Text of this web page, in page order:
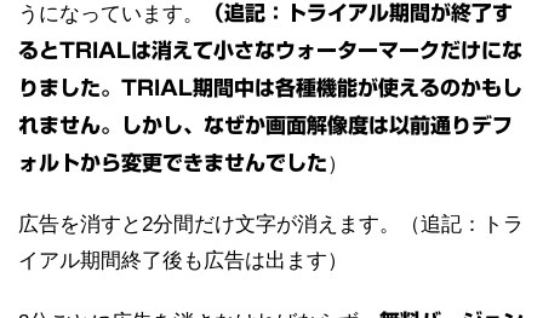
うになっています。
（追記：トライアル期間が終了す
るとTRIALは消えて小さなウォーターマークだけにな
りました。TRIAL期間中は各種機能が使えるのかもし
れません。しかし、なぜか画面解像度は以前通りデフ
ォルトから変更できませんでした）
広告を消すと2分間だけ文字が消えます。（追記：トラ
イアル期間終了後も広告は出ます）